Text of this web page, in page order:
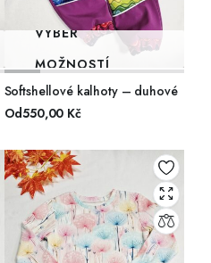
VÝBĚR
MOŽNOSTÍ
Softshellové kalhoty – duhové
Od550,00 Kč